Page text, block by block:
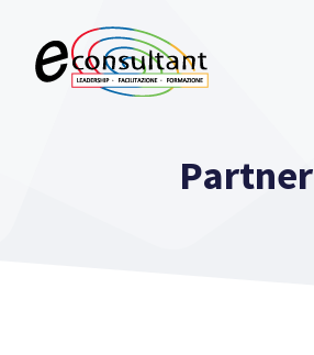
contenuto
Partner